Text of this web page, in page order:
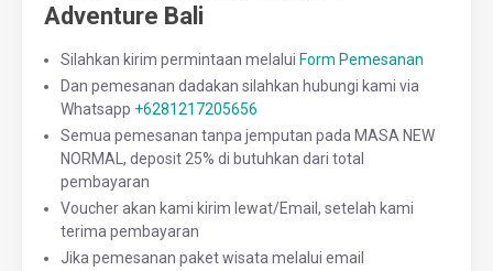
Adventure Bali
Silahkan kirim permintaan melalui Form Pemesanan
Dan pemesanan dadakan silahkan hubungi kami via
Whatsapp +6281217205656
Semua pemesanan tanpa jemputan pada MASA NEW
NORMAL, deposit 25% di butuhkan dari total
pembayaran
Voucher akan kami kirim lewat/Email, setelah kami
terima pembayaran
Jika pemesanan paket wisata melalui email